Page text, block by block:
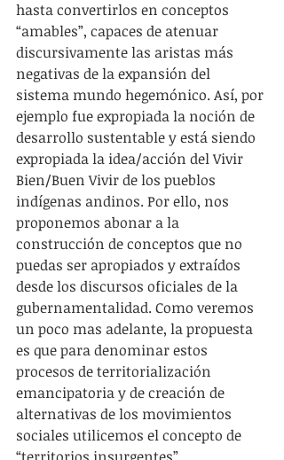
hasta convertirlos en conceptos
“amables”, capaces de atenuar
discursivamente las aristas más
negativas de la expansión del
sistema mundo hegemónico. Así, por
ejemplo fue expropiada la noción de
desarrollo sustentable y está siendo
expropiada la idea/acción del Vivir
Bien/Buen Vivir de los pueblos
indígenas andinos. Por ello, nos
proponemos abonar a la
construcción de conceptos que no
puedas ser apropiados y extraídos
desde los discursos oficiales de la
gubernamentalidad. Como veremos
un poco mas adelante, la propuesta
es que para denominar estos
procesos de territorialización
emancipatoria y de creación de
alternativas de los movimientos
sociales utilicemos el concepto de